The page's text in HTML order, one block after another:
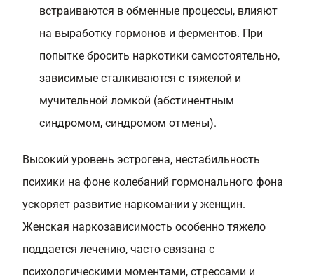
встраиваются в обменные процессы, влияют
на выработку гормонов и ферментов. При
попытке бросить наркотики самостоятельно,
зависимые сталкиваются с тяжелой и
мучительной ломкой (абстинентным
синдромом, синдромом отмены).
Высокий уровень эстрогена, нестабильность
психики на фоне колебаний гормонального фона
ускоряет развитие наркомании у женщин.
Женская наркозависимость особенно тяжело
поддается лечению, часто связана с
психологическими моментами, стрессами и